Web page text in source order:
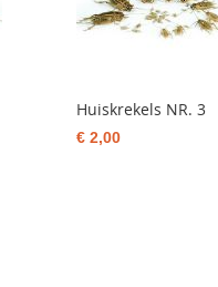
Huiskrekels NR. 3
€ 2,00